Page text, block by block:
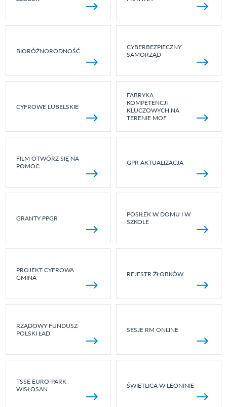
BIORÓŻNORODNOŚĆ
CYBERBEZPIECZNY
SAMORZĄD
CYFROWE LUBELSKIE
FABRYKA
KOMPETENCJI
KLUCZOWYCH NA
TERENIE MOF
FILM OTWÓRZ SIĘ NA
POMOC
GPR AKTUALIZACJA
GRANTY PPGR
POSIŁEK W DOMU I W
SZKOLE
PROJEKT CYFROWA
GMINA
REJESTR ŻŁOBKÓW
RZĄDOWY FUNDUSZ
POLSKI ŁAD
SESJE RM ONLINE
TSSE EURO-PARK
WISŁOSAN
ŚWIETLICA W LEONINIE